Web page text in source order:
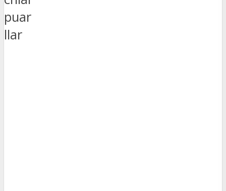
puar
llar